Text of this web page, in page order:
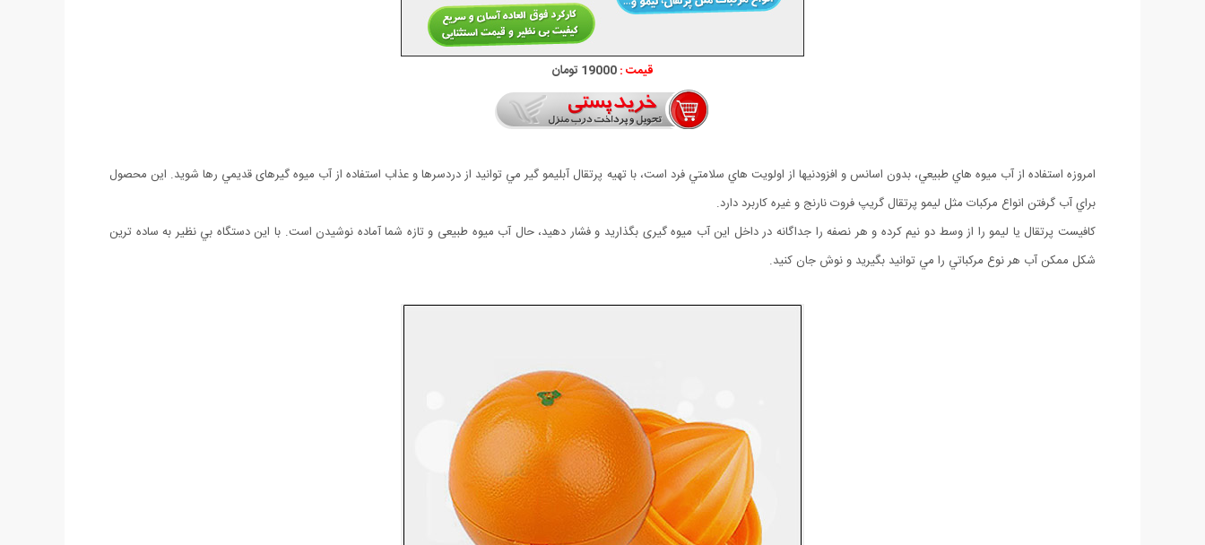
قیمت :19000 تومان
امروزه استفاده از آب ميوه هاي طبيعي، بدون اسانس و افزودنيها از اولويت هاي سلامتي فرد است، با تهيه پرتقال آبليمو گير مي توانيد از دردسرها و عذاب استفاده از آب میوه گیرهای قديمي رها شويد. این محصول
براي آب گرفتن انواع مركبات مثل ليمو پرتقال گريپ فروت نارنج و غيره کاربرد دارد.
كافيست پرتقال یا لیمو را از وسط دو نيم كرده و هر نصفه را جداگانه در داخل اين آب میوه گيری بگذاريد و فشار دهيد، حال آب میوه طبیعی و تازه شما آماده نوشیدن است. با اين دستگاه بي نظير به ساده ترين
شكل ممكن آب هر نوع مركباتي را مي توانيد بگيريد و نوش جان كنيد.